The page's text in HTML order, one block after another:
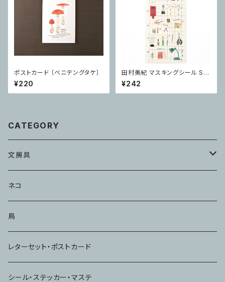
ポストカード 〔ベニテングタケ〕
¥220
田村美紀 マスキングシール Sta
tionery
¥242
CATEGORY
文房具
メモ・ふせん
ハンコ・スタンプ
ノート
ネコ
鳥
レターセット・ポストカード
シール・ステッカー・マステ